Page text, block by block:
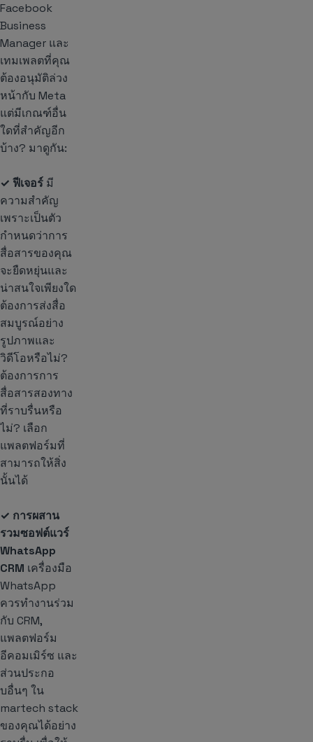
Facebook
Business
Manager และ
เทมเพลตที่คุณ
ต้องอนุมัติล่วง
หน้ากับ Meta
แต่มีเกณฑ์อื่น
ใดที่สำคัญอีก
บ้าง? มาดูกัน:
✓ ฟีเจอร์ มี
ความสำคัญ
เพราะเป็นตัว
กำหนดว่าการ
สื่อสารของคุณ
จะยืดหยุ่นและ
น่าสนใจเพียงใด
ต้องการส่งสื่อ
สมบูรณ์อย่าง
รูปภาพและ
วิดีโอหรือไม่?
ต้องการการ
สื่อสารสองทาง
ที่ราบรื่นหรือ
ไม่? เลือก
แพลตฟอร์มที่
สามารถให้สิ่ง
นั้นได้
✓ การผสาน
รวมซอฟต์แวร์
WhatsApp
CRM เครื่องมือ
WhatsApp
ควรทำงานร่วม
กับ CRM,
แพลตฟอร์ม
อีคอมเมิร์ซ และ
ส่วนประกอ
บอื่นๆ ใน
martech stack
ของคุณได้อย่าง